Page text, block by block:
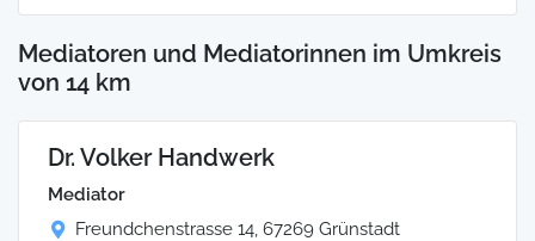
Mediatoren und Mediatorinnen im Umkreis
von 14 km
Dr. Volker Handwerk
Mediator
Freundchenstrasse 14, 67269 Grünstadt